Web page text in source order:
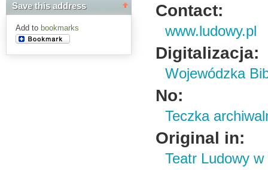
Save this address
Add to bookmarks
Contact:
www.ludowy.pl
Digitalizacja:
Wojewódzka
No:
Teczka
Original in:
Teatr Ludowy